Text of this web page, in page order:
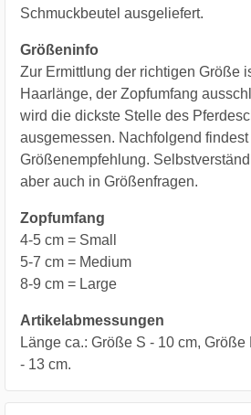
Schmuckbeutel ausgeliefert.
Größeninfo
Zur Ermittlung der richtigen Größe
Haarlänge, der Zopfumfang
wird die dickste Stelle des
ausgemessen. Nachfolgend
Größenempfehlung.
aber auch in Größenfragen.
Zopfumfang
4-5 cm = Small
5-7 cm = Medium
8-9 cm = Large
Artikelabmessungen
Länge ca.: Größe S - 10 cm, Größe
- 13 cm.